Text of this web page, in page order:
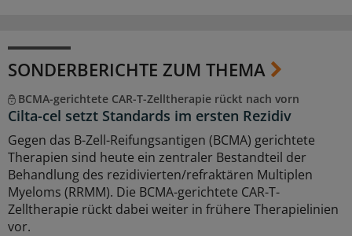
SONDERBERICHTE ZUM THEMA
BCMA-gerichtete CAR-T-Zelltherapie rückt nach vorn
Cilta-cel setzt Standards im ersten Rezidiv
Gegen das B-Zell-Reifungsantigen (BCMA) gerichtete
Therapien sind heute ein zentraler Bestandteil der
Behandlung des rezidivierten/refraktären Multiplen
Myeloms (RRMM). Die BCMA-gerichtete CAR-T-
Zelltherapie rückt dabei weiter in frühere Therapielinien
vor.